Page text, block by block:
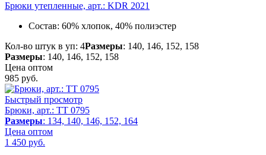
Брюки утепленные, арт.: KDR 2021
Состав: 60% хлопок, 40% полиэстер
Кол-во штук в уп: 4Размеры: 140, 146, 152, 158
Размеры: 140, 146, 152, 158
Цена оптом
985 руб.
Быстрый просмотр
Брюки, арт.: TT 0795
Размеры: 134, 140, 146, 152, 164
Цена оптом
1 450 руб.